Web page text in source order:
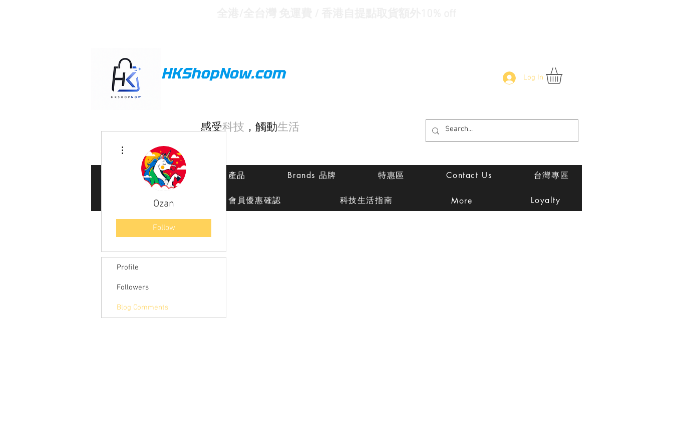
HKShopNow.com Log In
感受科技 ，觸動生活
Home 主頁 Products 產品 Brands 品牌 特惠區 Contact Us 台灣專區
Members 會員 會員優惠確認 科技生活指南 More Loyalty
Ozan
Follow
Profile
Followers
Blog Comments